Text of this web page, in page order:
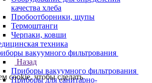
качества хлеба
Пробоотборники, щупы
Термоштанги
Черпаки, ковши
техника
вакуумного фильтрования
Назад
Приборы вакуумного фильтрования
Приборы для санитарно-
cookie, чтобы сделать